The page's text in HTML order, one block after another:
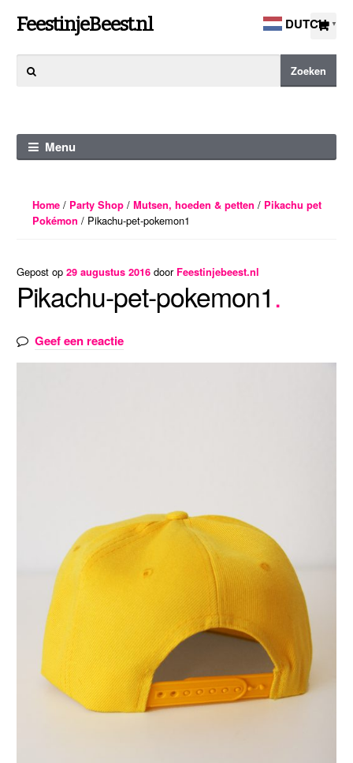
Ga
naar
navigatie
Ga
naar
de
FeestinjeBeest.nl
naar:
Zoeken
Menu
Home/ Party Shop/ Mutsen, hoeden & petten / Pikachu pet
Pokémon / Pikachu-pet-pokemon1
Gepost op 29 augustus 2016door Feestinjebeest.nl
Pikachu-pet-pokemon1
Geef een reactie
DUTCH ▼